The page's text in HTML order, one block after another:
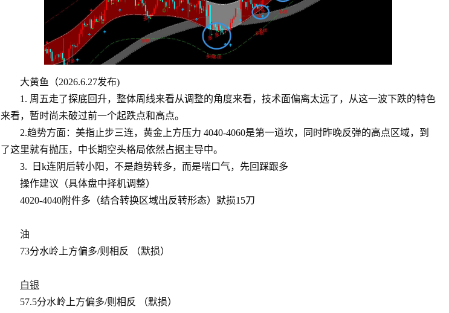
大黄鱼（2026.6.27发布)
1. 周五走了探底回升，整体周线来看从调整的角度来看，技术面偏离太远了，从这一波下跌的特色
来看，暂时尚未破过前一个起跌点和高点。
2.趋势方面：美指止步三连，黄金上方压力 4040-4060是第一道坎，同时昨晚反弹的高点区域，到
了这里就有抛压，中长期空头格局依然占据主导中。
3. 日k连阴后转小阳，不是趋势转多，而是喘口气，先回踩跟多
操作建议（具体盘中择机调整）
4020-4040附件多（结合转换区域出反转形态）默损15刀
油
73分水岭上方偏多/则相反 （默损）
白银
57.5分水岭上方偏多/则相反 （默损）